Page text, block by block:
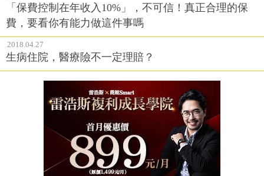
「保費控制在年收入10%」，不可信！真正合理的保
費，要看你有能力做這件事嗎
2018.04.27
生病住院，醫療險不一定理賠？